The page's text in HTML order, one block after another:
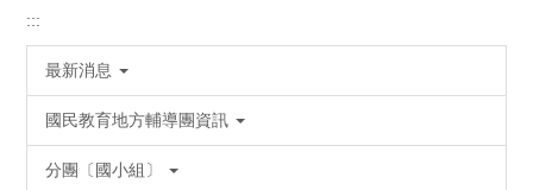
:::
最新消息
國民教育地方輔導團資訊
分團〔國小組〕